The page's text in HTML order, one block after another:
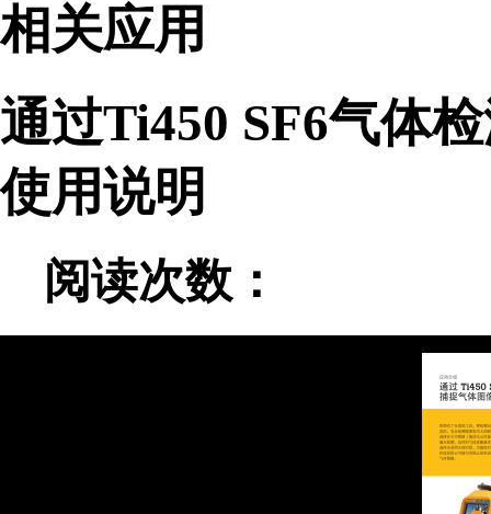
相关应用
通过Ti450 SF6气体
使用说明
阅读次数：